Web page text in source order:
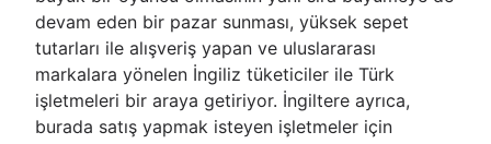
devam eden bir pazar sunması, yüksek sepet
tutarları ile alışveriş yapan ve uluslararası
markalara yönelen İngiliz tüketiciler ile Türk
işletmeleri bir araya getiriyor. İngiltere ayrıca,
burada satış yapmak isteyen işletmeler için